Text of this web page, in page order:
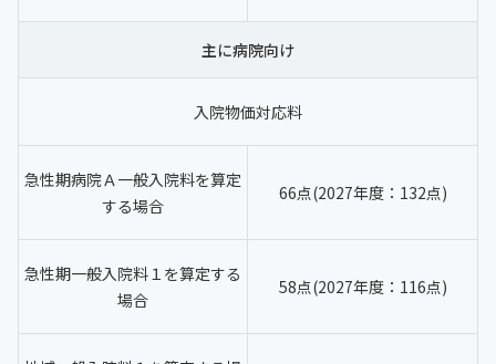
主に病院向け
入院物価対応料
急性期病院Ａ一般入院料を算定
する場合
66点(2027年度：132点)
急性期一般入院料１を算定する
場合
58点(2027年度：116点)